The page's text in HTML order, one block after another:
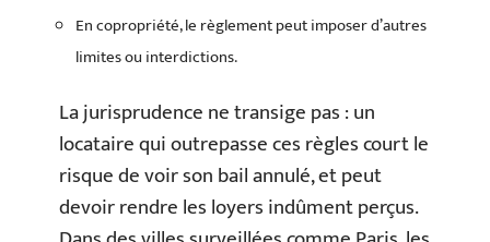
En copropriété, le règlement peut imposer d’autres
limites ou interdictions.
La jurisprudence ne transige pas : un
locataire qui outrepasse ces règles court le
risque de voir son bail annulé, et peut
devoir rendre les loyers indûment perçus.